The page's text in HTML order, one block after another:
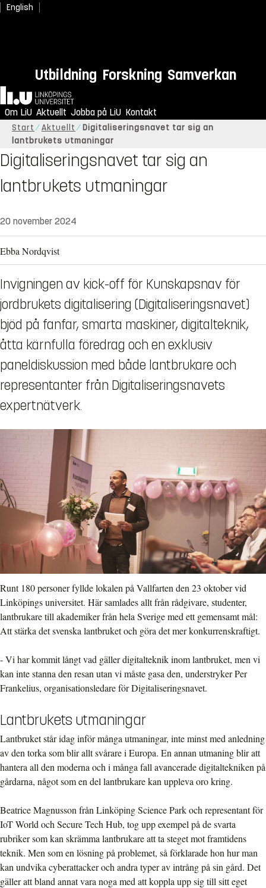
English
Utbildning Forskning Samverkan
Hem
Om LiU Aktuellt Jobba på LiU Kontakt
Start Aktuellt
Digitaliseringsnavet tar sig an
lantbrukets utmaningar
Digitaliseringsnavet tar sig an
lantbrukets utmaningar
20 november 2024
Ebba Nordqvist
Invigningen av kick-off för Kunskapsnav för
jordbrukets digitalisering (Digitaliseringsnavet)
bjöd på fanfar, smarta maskiner, digitalteknik,
åtta kärnfulla föredrag och en exklusiv
paneldiskussion med både lantbrukare och
representanter från Digitaliseringsnavets
expertnätverk.
Runt 180 personer fyllde lokalen på Vallfarten den 23 oktober vid
Linköpings universitet. Här samlades allt från rådgivare, studenter,
lantbrukare till akademiker från hela Sverige med ett gemensamt mål:
Att stärka det svenska lantbruket och göra det mer konkurrenskraftigt.
- Vi har kommit långt vad gäller digitalteknik inom lantbruket, men vi
kan inte stanna den resan utan vi måste gasa den, understryker Per
Frankelius, organisationsledare för Digitaliseringsnavet.
Lantbrukets utmaningar
Lantbruket står idag inför många utmaningar, inte minst med anledning
av den torka som blir allt svårare i Europa. En annan utmaning blir att
hantera all den moderna och i många fall avancerade digitaltekniken på
gårdarna, något som en del lantbrukare kan uppleva oro kring.
Beatrice Magnusson från Linköping Science Park och representant för
IoT World och Secure Tech Hub, tog upp exempel på de svarta
rubriker som kan skrämma lantbrukare att ta steget mot framtidens
teknik. Men som en lösning på problemet, så förklarade hon hur man
kan undvika cyberattacker och andra typer av intrång på sin gård. Det
gäller att bland annat vara noga med att koppla upp sig till sitt eget